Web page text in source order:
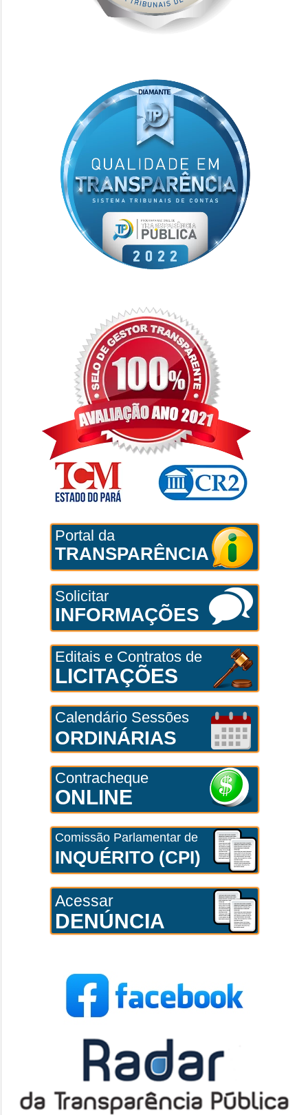
Portal da
TRANSPARÊNCIA
Solicitar
INFORMAÇÕES
Editais e Contratos de
LICITAÇÕES
Calendário Sessões
ORDINÁRIAS
Contracheque
ONLINE
Comissão Parlamentar de
INQUÉRITO (CPI)
Acessar
DENÚNCIA